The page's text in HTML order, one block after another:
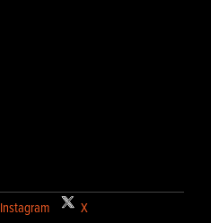
Instagram X